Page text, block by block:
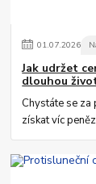
01.07.2026
Jak udržet
dlouhou
Chystáte se
získat víc